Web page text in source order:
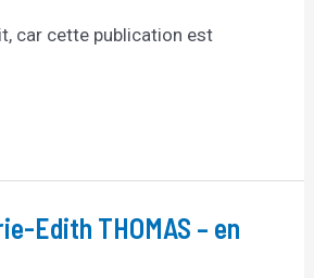
car cette publication est
Edith THOMAS – en